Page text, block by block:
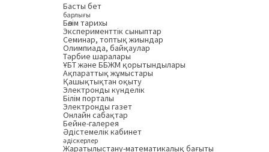
Басты бет
барлығы
Бөлім тарихы
Эксперименттік сыныптар
Семинар, топтық жиындар
Олимпиада, байқаулар
Тәрбие шаралары
ҰБТ және ББЖМ қорытындылары
Ақпараттық жұмыстары
Қашықтықтан оқыту
Электронды күнделік
Білім порталы
Электронды газет
Онлайн сабақтар
Бейне-галерея
Әдістемелік кабинет
әдіскерлер
Жаратылыстану-математикалық бағыты